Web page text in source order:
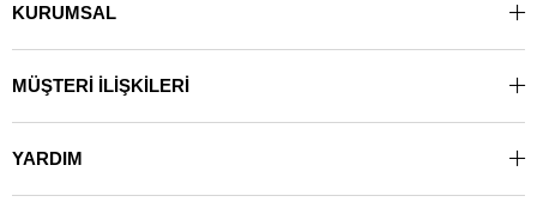
KURUMSAL
MÜŞTERİ İLİŞKİLERİ
YARDIM